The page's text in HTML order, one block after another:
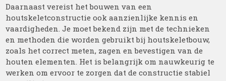
Daarnaast vereist het bouwen van een
houtskeletconstructie ook aanzienlijke kennis en
vaardigheden. Je moet bekend zijn met de technieken
en methoden die worden gebruikt bij houtskeletbouw,
zoals het correct meten, zagen en bevestigen van de
houten elementen. Het is belangrijk om nauwkeurig te
werken om ervoor te zorgen dat de constructie stabiel